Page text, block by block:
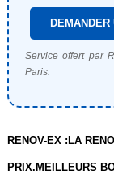
Service offert par
Paris.
RENOV-EX :LA
PRIX.MEILLEURS